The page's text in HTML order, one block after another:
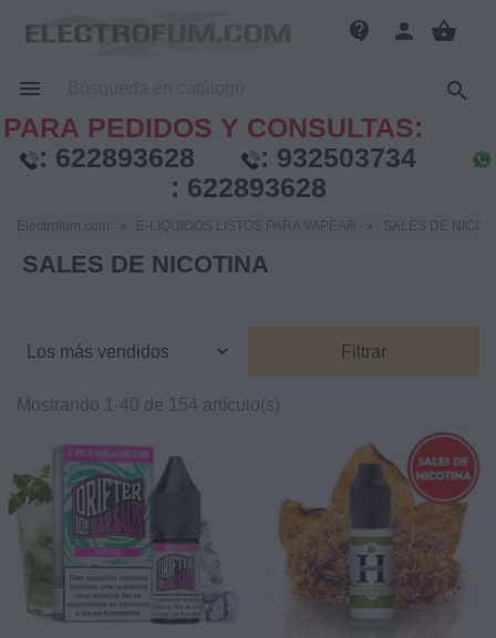
contact_support person shopping_basket
 
PARA PEDIDOS Y CONSULTAS:
: 622893628 : 932503734
: 622893628
Electrofum.com E-LIQUIDOS LISTOS PARA VAPEAR SALES DE
SALES DE NICOTINA
Filtrar
Mostrando 1-40 de 154 artículo(s)